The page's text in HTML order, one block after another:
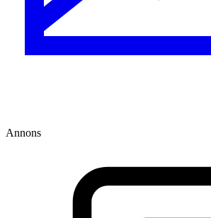
Annons